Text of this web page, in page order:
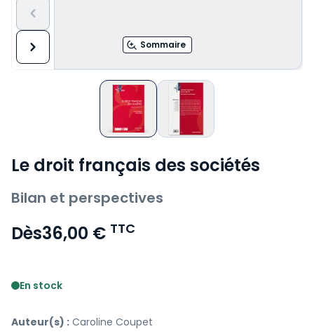
Sommaire
Le droit français des sociétés
Bilan et perspectives
Dès36,00 € TTC
En stock
Auteur(s) : Caroline Coupet